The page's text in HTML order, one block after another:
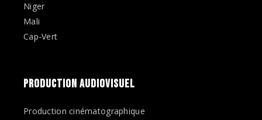
Niger
Mali
Cap-Vert
PRODUCTION AUDIOVISUEL
Production cinématographique